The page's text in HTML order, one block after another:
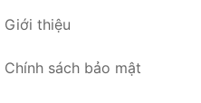
Giới thiệu
Chính sách bảo mật